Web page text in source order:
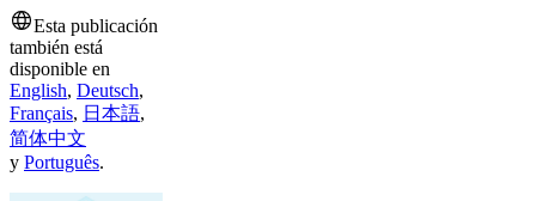
Esta publicación
también está
disponible en
English, Deutsch,
Français, 日本語,
简体中文
y Português.